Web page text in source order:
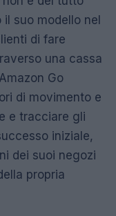
suo modello nel
di fare
una cassa
Go
di movimento e
e tracciare gli
iniziale,
dei suoi negozi
propria